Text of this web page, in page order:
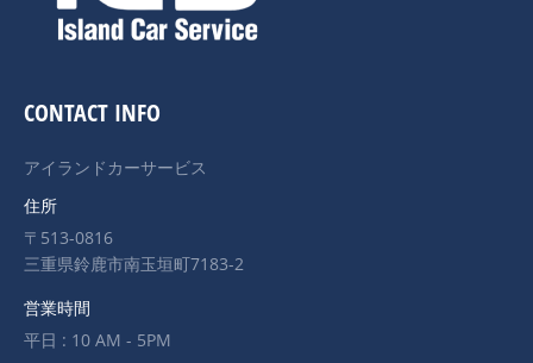
CONTACT INFO
アイランドカーサービス
住所
〒513-0816
三重県鈴鹿市南玉垣町7183-2
営業時間
平日 : 10 AM - 5PM